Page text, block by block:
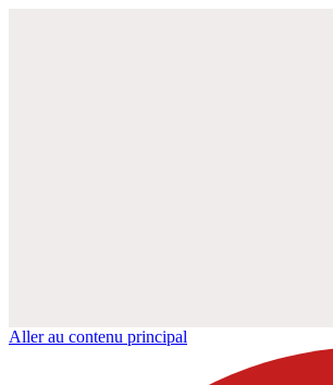
Aller au contenu principal